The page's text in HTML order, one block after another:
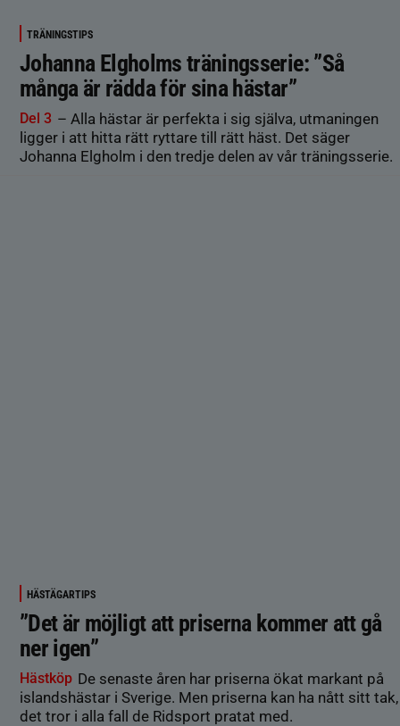
TRÄNINGSTIPS
Johanna Elgholms träningsserie: ”Så
många är rädda för sina hästar”
Del 3 – Alla hästar är perfekta i sig själva, utmaningen
ligger i att hitta rätt ryttare till rätt häst. Det säger
Johanna Elgholm i den tredje delen av vår träningsserie.
HÄSTÄGARTIPS
”Det är möjligt att priserna kommer att gå
ner igen”
Hästköp De senaste åren har priserna ökat markant på
islandshästar i Sverige. Men priserna kan ha nått sitt tak,
det tror i alla fall de Ridsport pratat med.